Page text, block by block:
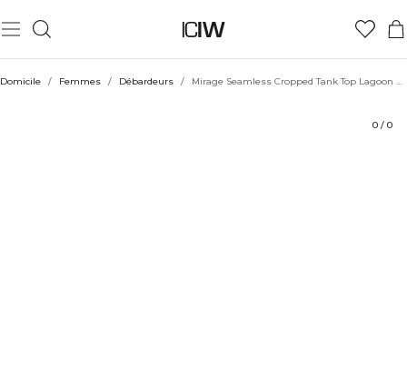
Domicile / Femmes / Débardeurs / Mirage Seamless Cropped Tank Top Lagoon Blue
0 / 0